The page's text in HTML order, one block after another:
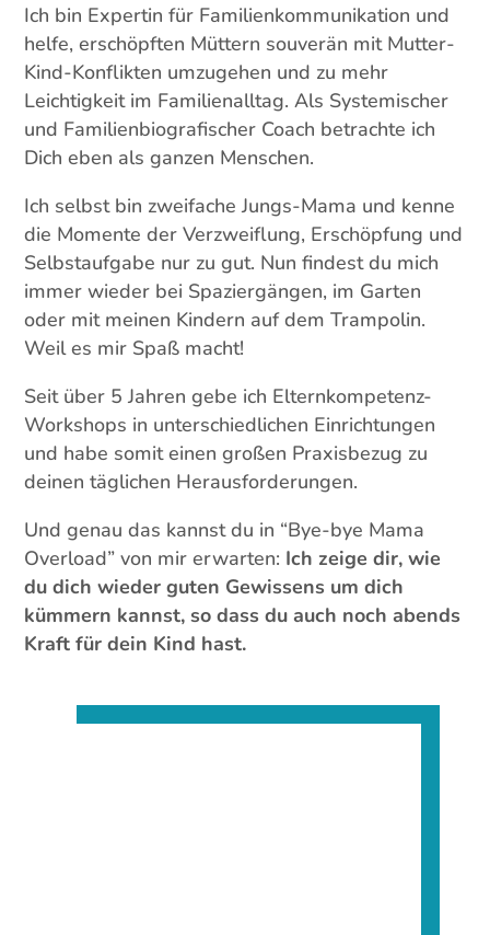
​​Ich bin Expertin für Familienkommunikation und
helfe, erschöpften Müttern souverän mit Mutter-
Kind-Konflikten umzugehen und zu mehr
Leichtigkeit im Familienalltag. Als Systemischer
und Familienbiografischer Coach betrachte ich
Dich eben als ganzen Menschen.
Ich selbst bin zweifache Jungs-Mama und kenne
die Momente der Verzweiflung, Erschöpfung und
Selbstaufgabe nur zu gut. Nun findest du mich
immer wieder bei Spaziergängen, im Garten
oder mit meinen Kindern auf dem Trampolin.
Weil es mir Spaß macht!
Seit über 5 Jahren gebe ich Elternkompetenz-
Workshops in unterschiedlichen Einrichtungen
und habe somit einen großen Praxisbezug zu
deinen täglichen Herausforderungen.
Und genau das kannst du in “Bye-bye Mama
Overload” von mir erwarten: Ich zeige dir, wie
du dich wieder guten Gewissens um dich
kümmern kannst, so dass du auch noch abends
Kraft für dein Kind hast.